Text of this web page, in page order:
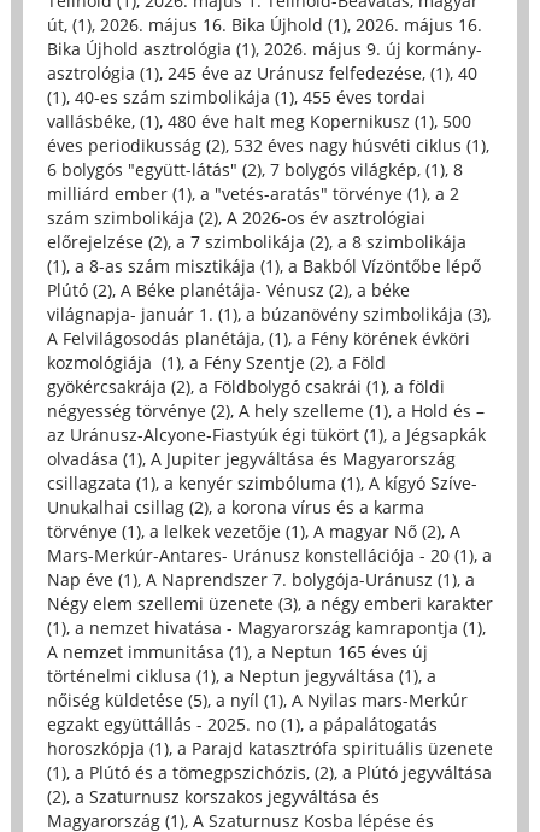
út, (1), 2026. május 16. Bika Újhold (1), 2026. május 16.
Bika Újhold asztrológia (1), 2026. május 9. új kormány-
asztrológia (1), 245 éve az Uránusz felfedezése, (1), 40
(1), 40-es szám szimbolikája (1), 455 éves tordai
vallásbéke, (1), 480 éve halt meg Kopernikusz (1), 500
éves periodikusság (2), 532 éves nagy húsvéti ciklus (1),
6 bolygós "együtt-látás" (2), 7 bolygós világkép, (1), 8
milliárd ember (1), a "vetés-aratás" törvénye (1), a 2
szám szimbolikája (2), A 2026-os év asztrológiai
előrejelzése (2), a 7 szimbolikája (2), a 8 szimbolikája
(1), a 8-as szám misztikája (1), a Bakból Vízöntőbe lépő
Plútó (2), A Béke planétája- Vénusz (2), a béke
világnapja- január 1. (1), a búzanövény szimbolikája (3),
A Felvilágosodás planétája, (1), a Fény körének évköri
kozmológiája (1), a Fény Szentje (2), a Föld
gyökércsakrája (2), a Földbolygó csakrái (1), a földi
négyesség törvénye (2), A hely szelleme (1), a Hold és –
az Uránusz-Alcyone-Fiastyúk égi tükört (1), a Jégsapkák
olvadása (1), A Jupiter jegyváltása és Magyarország
csillagzata (1), a kenyér szimbóluma (1), A kígyó Szíve-
Unukalhai csillag (2), a korona vírus és a karma
törvénye (1), a lelkek vezetője (1), A magyar Nő (2), A
Mars-Merkúr-Antares- Uránusz konstellációja - 20 (1), a
Nap éve (1), A Naprendszer 7. bolygója-Uránusz (1), a
Négy elem szellemi üzenete (3), a négy emberi karakter
(1), a nemzet hivatása - Magyarország kamrapontja (1),
A nemzet immunitása (1), a Neptun 165 éves új
történelmi ciklusa (1), a Neptun jegyváltása (1), a
nőiség küldetése (5), a nyíl (1), A Nyilas mars-Merkúr
egzakt együttállás - 2025. no (1), a pápalátogatás
horoszkópja (1), a Parajd katasztrófa spirituális üzenete
(1), a Plútó és a tömegpszichózis, (2), a Plútó jegyváltása
(2), a Szaturnusz korszakos jegyváltása és
Magyarország (1), A Szaturnusz Kosba lépése és